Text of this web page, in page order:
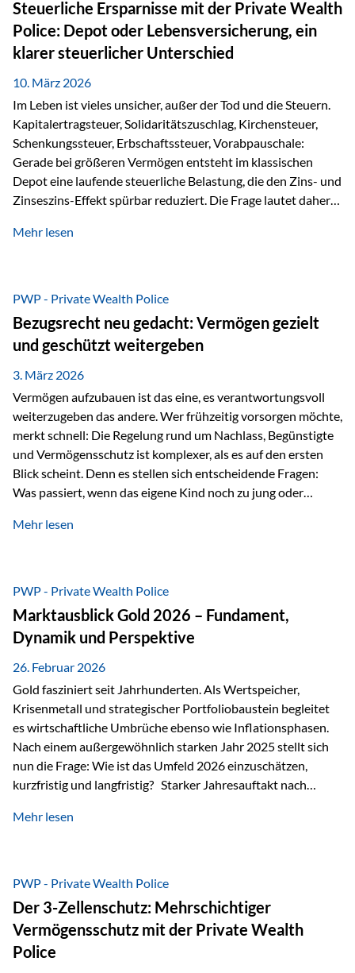
von „gut beraten“ können absolvierte Bildungsmaßnahmen
zentral erfasst und dokumentiert werden. „gut beraten“
zertifiziert Als zertifizierter Bildungsanbieter können unsere
Webinare nun für die…
Steuerliche Ersparnisse mit der Private Wealth
Police: Depot oder Lebensversicherung, ein
klarer steuerlicher Unterschied
10. März 2026
Im Leben ist vieles unsicher, außer der Tod und die Steuern.
Kapitalertragsteuer, Solidaritätszuschlag, Kirchensteuer,
Schenkungssteuer, Erbschaftssteuer, Vorabpauschale:
Gerade bei größeren Vermögen entsteht im klassischen
Depot eine laufende steuerliche Belastung, die den Zins- und
Zinseszins-Effekt spürbar reduziert. Die Frage lautet daher:
nicht laufend Kapital entziehen – sondern möglichst lange im
Privatdepot fallen an: Abgeltungssteuer Fondsbesteuerung
(Vorabpauschale, Teilfreistellung) Kein steuerlicher Abzug
der Vermögensverwaltungs-Gebühren /
Depotbankgebühren Jährliches Steuerreporting erforderlich
Zinsen, Dividenden und Kursgewinne werden laufend
besteuert.
Mehr lesen
PWP - Private Wealth Police
Bezugsrecht neu gedacht: Vermögen gezielt
und geschützt weitergeben
3. März 2026
Vermögen aufzubauen ist das eine, es verantwortungsvoll
weiterzugeben das andere. Wer frühzeitig vorsorgen möchte,
merkt schnell: Die Regelung rund um Nachlass, Begünstigte
und Vermögensschutz ist komplexer, als es auf den ersten
Blick scheint. Denn es stellen sich entscheidende Fragen:
Was passiert, wenn das eigene Kind noch zu jung oder
verwalten? Wie kann verhindert werden, dass Ex-Partner,
unbürokratisch übertragen, ohne ausschließlich auf ein
Testament angewiesen zu sein? Wenn klassische Lösungen
nicht ausreichen Traditionelle Nachlassregelungen stoßen
oft…
Mehr lesen
PWP - Private Wealth Police
Marktausblick Gold 2026 – Fundament,
Dynamik und Perspektive
26. Februar 2026
Gold fasziniert seit Jahrhunderten. Als Wertspeicher,
Krisenmetall und strategischer Portfoliobaustein begleitet
es wirtschaftliche Umbrüche ebenso wie Inflationsphasen.
Nach einem außergewöhnlich starken Jahr 2025 stellt sich
nun die Frage: Wie ist das Umfeld 2026 einzuschätzen,
kurzfristig und langfristig? Starker Jahresauftakt nach
Dynamik in das Jahr 2026 gestartet. Zwischen dem
Währungen: +11,5 % Bereits 2025 war ein außergewöhnlich
starkes Jahr: +64,4 % in USD Durchschnitt über alle
Währungen: +56,6 % Langfristig zeigt sich ebenfalls ein
solides…
Mehr lesen
PWP - Private Wealth Police
Der 3-Zellenschutz: Mehrschichtiger
Vermögensschutz mit der Private Wealth
Police